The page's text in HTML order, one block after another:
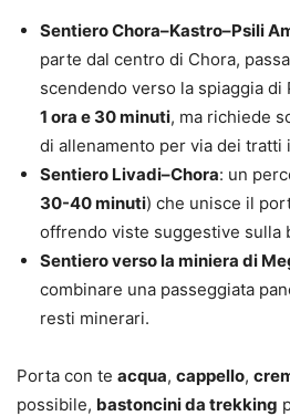
Sentiero Chora–Kastro–Psili
parte dal centro di Chora,
scendendo verso la spiaggia di
1 ora e 30 minuti, ma richiede
di allenamento per via dei tratti
Sentiero Livadi–Chora: un
30-40 minuti) che unisce il
offrendo viste suggestive sulla
Sentiero verso la miniera di
combinare una passeggiata
resti minerari.
Porta con te acqua, cappello,
possibile, bastoncini da trekking